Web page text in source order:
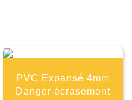
PVC Expansé 4mm
Danger écrasement